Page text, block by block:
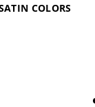
COLORS